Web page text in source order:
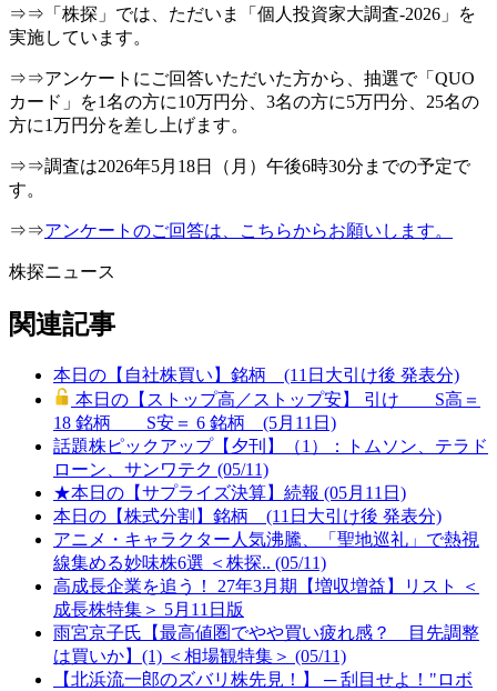
⇒⇒「株探」では、ただいま「個人投資家大調査-2026」を
実施しています。
⇒⇒アンケートにご回答いただいた方から、抽選で「QUO
カード」を1名の方に10万円分、3名の方に5万円分、25名の
方に1万円分を差し上げます。
⇒⇒調査は2026年5月18日（月）午後6時30分までの予定で
す。
⇒⇒アンケートのご回答は、こちらからお願いします。
株探ニュース
関連記事
本日の【自社株買い】銘柄 (11日大引け後 発表分)
本日の【ストップ高／ストップ安】 引け S高＝
18 銘柄 S安＝ 6 銘柄 (5月11日)
話題株ピックアップ【夕刊】（1）：トムソン、テラド
ローン、サンワテク (05/11)
★本日の【サプライズ決算】続報 (05月11日)
本日の【株式分割】銘柄 (11日大引け後 発表分)
アニメ・キャラクター人気沸騰、「聖地巡礼」で熱視
線集める妙味株6選 ＜株探.. (05/11)
高成長企業を追う！ 27年3月期【増収増益】リスト ＜
成長株特集＞ 5月11日版
雨宮京子氏【最高値圏でやや買い疲れ感？ 目先調整
は買いか】(1) ＜相場観特集＞ (05/11)
【北浜流一郎のズバリ株先見！】 ─ 刮目せよ！"ロボ